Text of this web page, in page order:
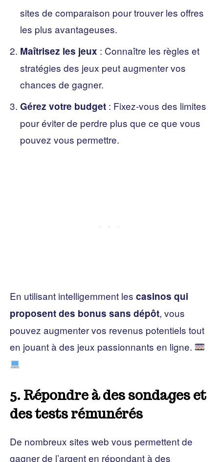
sites de comparaison pour trouver les offres
les plus avantageuses.
Maîtrisez les jeux : Connaître les règles et
stratégies des jeux peut augmenter vos
chances de gagner.
Gérez votre budget : Fixez-vous des limites
pour éviter de perdre plus que ce que vous
pouvez vous permettre.
En utilisant intelligemment les casinos qui
proposent des bonus sans dépôt, vous
pouvez augmenter vos revenus potentiels tout
en jouant à des jeux passionnants en ligne.
5. Répondre à des sondages et
des tests rémunérés
De nombreux sites web vous permettent de
gagner de l’argent en répondant à des